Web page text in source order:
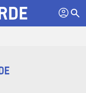
profil search